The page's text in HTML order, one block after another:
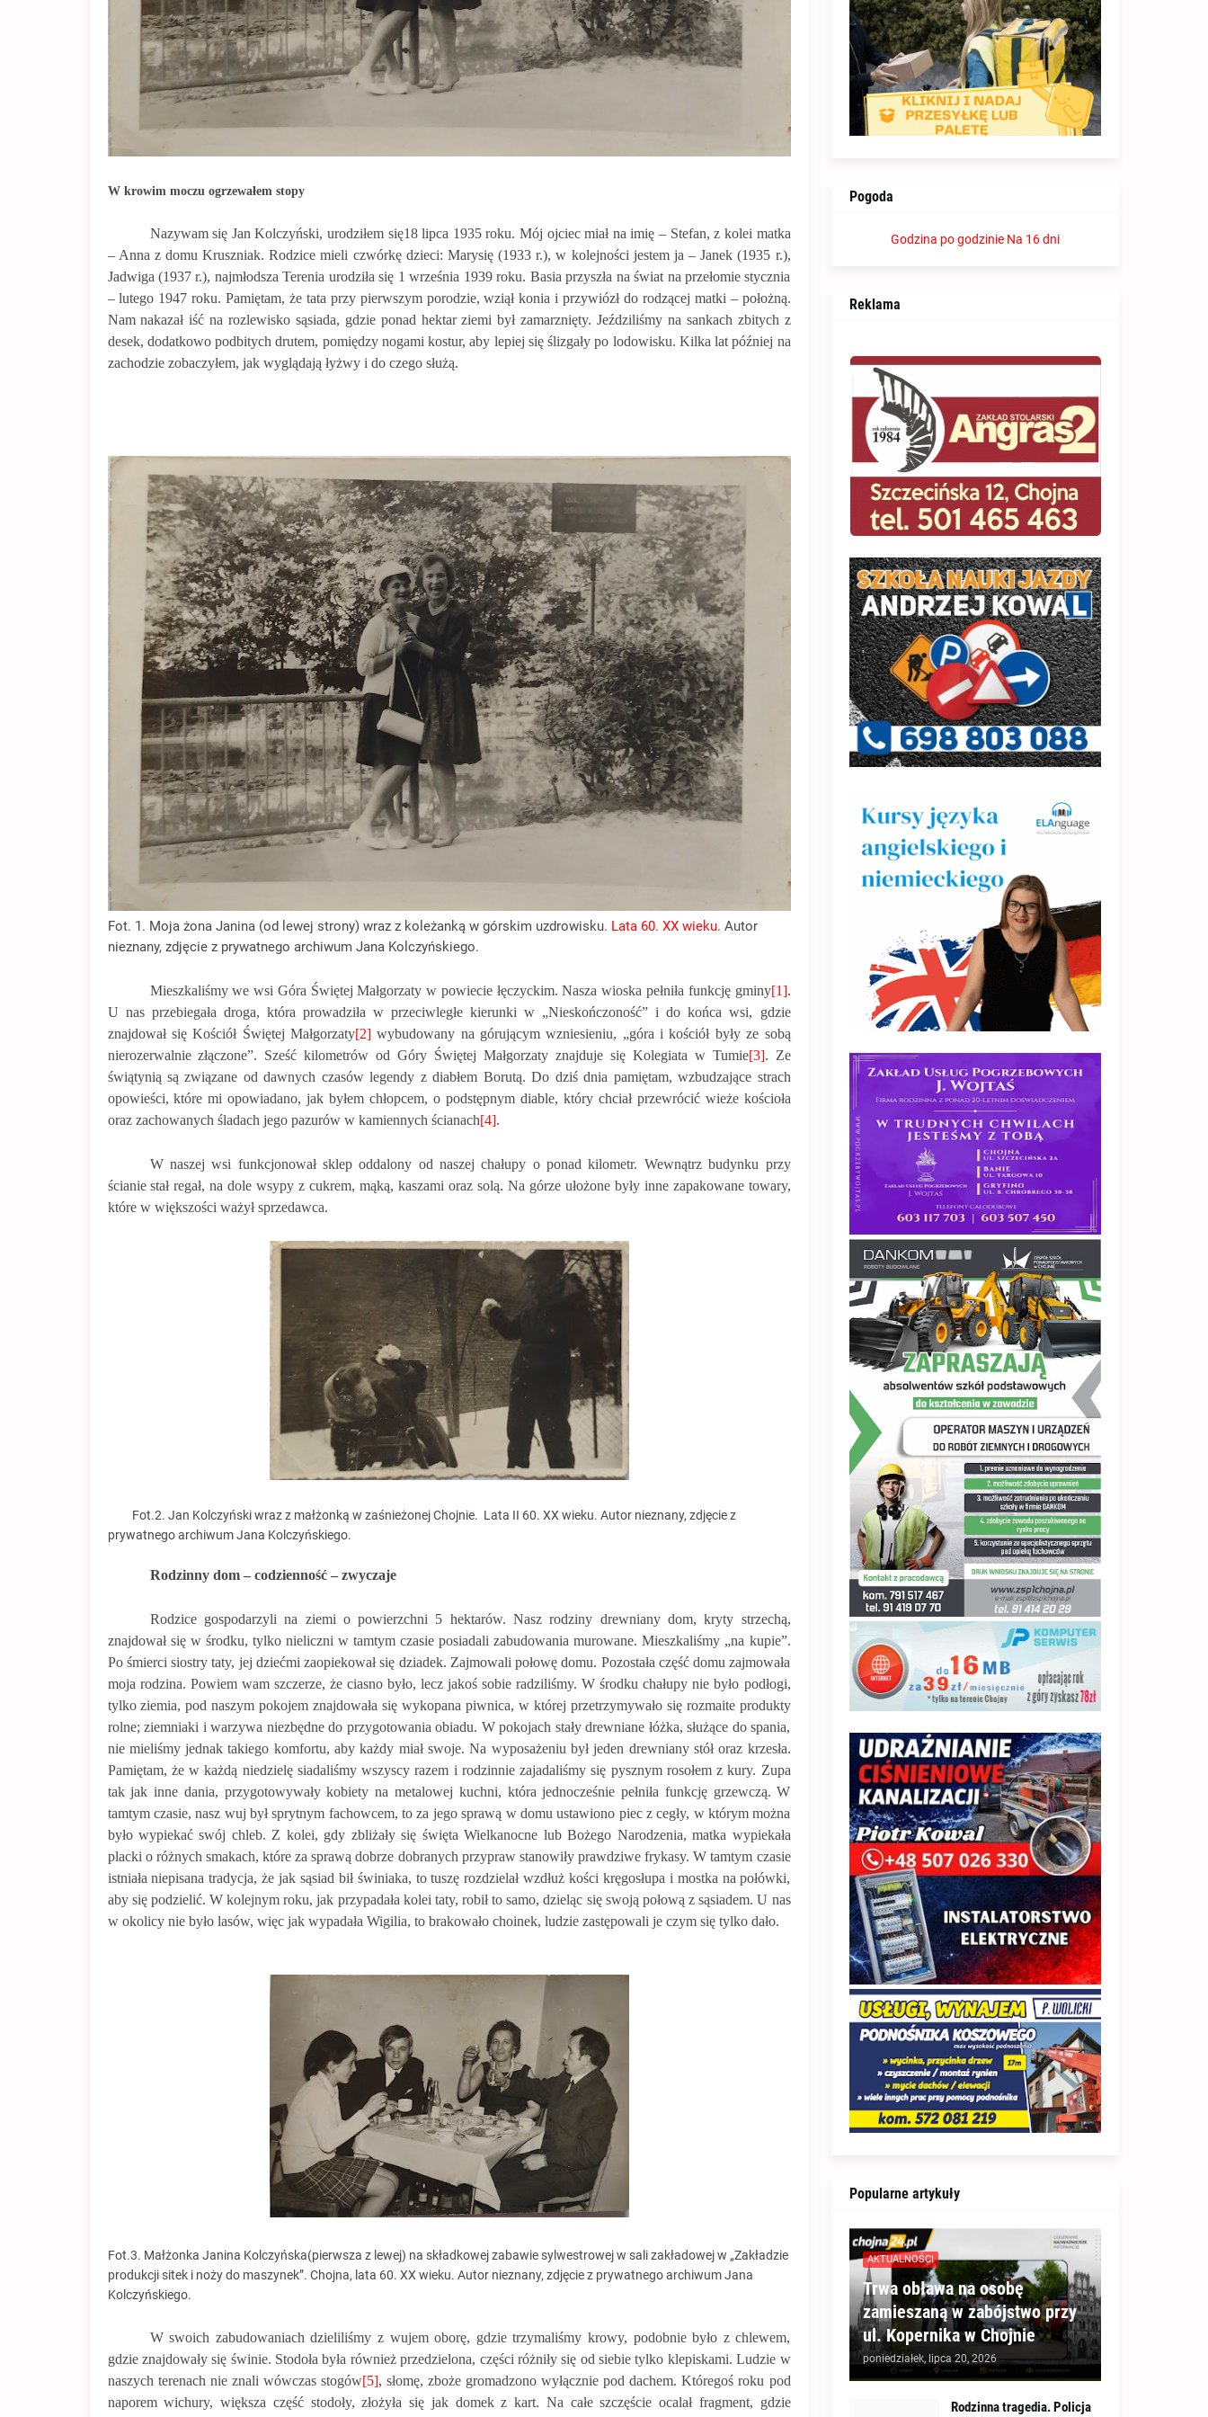
W krowim moczu ogrzewałem stopy
Nazywam się Jan Kolczyński, urodziłem się18 lipca 1935 roku. Mój ojciec miał na imię – Stefan, z kolei matka
– Anna z domu Kruszniak. Rodzice mieli czwórkę dzieci: Marysię (1933 r.), w kolejności jestem ja – Janek (1935 r.),
Jadwiga (1937 r.), najmłodsza Terenia urodziła się 1 września 1939 roku. Basia przyszła na świat na przełomie stycznia
– lutego 1947 roku. Pamiętam, że tata przy pierwszym porodzie, wziął konia i przywiózł do rodzącej matki – położną.
Nam nakazał iść na rozlewisko sąsiada, gdzie ponad hektar ziemi był zamarznięty. Jeździliśmy na sankach zbitych z
desek, dodatkowo podbitych drutem, pomiędzy nogami kostur, aby lepiej się ślizgały po lodowisku. Kilka lat później na
zachodzie zobaczyłem, jak wyglądają łyżwy i do czego służą.
Fot. 1. Moja żona Janina (od lewej strony) wraz z koleżanką w górskim uzdrowisku. Lata 60. XX wieku. Autor
nieznany, zdjęcie z prywatnego archiwum Jana Kolczyńskiego.
Mieszkaliśmy we wsi Góra Świętej Małgorzaty w powiecie łęczyckim. Nasza wioska pełniła funkcję gminy[1].
U nas przebiegała droga, która prowadziła w przeciwległe kierunki w „Nieskończoność” i do końca wsi, gdzie
znajdował się Kościół Świętej Małgorzaty[2]wybudowany na górującym wzniesieniu, „góra i kościół były ze sobą
nierozerwalnie złączone”. Sześć kilometrów od Góry Świętej Małgorzaty znajduje się Kolegiata w Tumie[3]. Ze
świątynią są związane od dawnych czasów legendy z diabłem Borutą. Do dziś dnia pamiętam, wzbudzające strach
opowieści, które mi opowiadano, jak byłem chłopcem, o podstępnym diable, który chciał przewrócić wieże kościoła
oraz zachowanych śladach jego pazurów w kamiennych ścianach[4].
W naszej wsi funkcjonował sklep oddalony od naszej chałupy o ponad kilometr. Wewnątrz budynku przy
ścianie stał regał, na dole wsypy z cukrem, mąką, kaszami oraz solą. Na górze ułożone były inne zapakowane towary,
które w większości ważył sprzedawca.
Fot.2. Jan Kolczyński wraz z małżonką w zaśnieżonej Chojnie. Lata II 60. XX wieku. Autor nieznany, zdjęcie z
prywatnego archiwum Jana Kolczyńskiego.
Rodzinny dom – codzienność – zwyczaje
Rodzice gospodarzyli na ziemi o powierzchni 5 hektarów. Nasz rodziny drewniany dom, kryty strzechą,
znajdował się w środku, tylko nieliczni w tamtym czasie posiadali zabudowania murowane. Mieszkaliśmy „na kupie”.
Po śmierci siostry taty, jej dziećmi zaopiekował się dziadek. Zajmowali połowę domu. Pozostała część domu zajmowała
moja rodzina. Powiem wam szczerze, że ciasno było, lecz jakoś sobie radziliśmy. W środku chałupy nie było podłogi,
tylko ziemia, pod naszym pokojem znajdowała się wykopana piwnica, w której przetrzymywało się rozmaite produkty
rolne; ziemniaki i warzywa niezbędne do przygotowania obiadu. W pokojach stały drewniane łóżka, służące do spania,
nie mieliśmy jednak takiego komfortu, aby każdy miał swoje. Na wyposażeniu był jeden drewniany stół oraz krzesła.
Pamiętam, że w każdą niedzielę siadaliśmy wszyscy razem i rodzinnie zajadaliśmy się pysznym rosołem z kury. Zupa
tak jak inne dania, przygotowywały kobiety na metalowej kuchni, która jednocześnie pełniła funkcję grzewczą. W
tamtym czasie, nasz wuj był sprytnym fachowcem, to za jego sprawą w domu ustawiono piec z cegły, w którym można
było wypiekać swój chleb. Z kolei, gdy zbliżały się święta Wielkanocne lub Bożego Narodzenia, matka wypiekała
placki o różnych smakach, które za sprawą dobrze dobranych przypraw stanowiły prawdziwe frykasy. W tamtym czasie
istniała niepisana tradycja, że jak sąsiad bił świniaka, to tuszę rozdzielał wzdłuż kości kręgosłupa i mostka na połówki,
aby się podzielić. W kolejnym roku, jak przypadała kolei taty, robił to samo, dzieląc się swoją połową z sąsiadem. U nas
w okolicy nie było lasów, więc jak wypadała Wigilia, to brakowało choinek, ludzie zastępowali je czym się tylko dało.
Fot.3. Małżonka Janina Kolczyńska(pierwsza z lewej) na składkowej zabawie sylwestrowej w sali zakładowej w „Zakładzie
produkcji sitek i noży do maszynek”. Chojna, lata 60. XX wieku. Autor nieznany, zdjęcie z prywatnego archiwum Jana
Kolczyńskiego.
W swoich zabudowaniach dzieliliśmy z wujem oborę, gdzie trzymaliśmy krowy, podobnie było z chlewem,
gdzie znajdowały się świnie. Stodoła była również przedzielona, części różniły się od siebie tylko klepiskami. Ludzie w
naszych terenach nie znali wówczas stogów[5], słomę, zboże gromadzono wyłącznie pod dachem. Któregoś roku pod
naporem wichury, większa część stodoły, złożyła się jak domek z kart. Na całe szczęście ocalał fragment, gdzie
Pogoda
Godzina po godzinie Na 16 dni
Reklama
Popularne artykuły
AKTUALNOŚCI
Trwa obława na osobę
zamieszaną w zabójstwo przy
ul. Kopernika w Chojnie
poniedziałek, lipca 20, 2026
Rodzinna tragedia. Policja